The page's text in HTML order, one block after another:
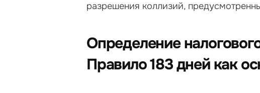
разрешения коллизий,
Определение
Правило 183 дней как